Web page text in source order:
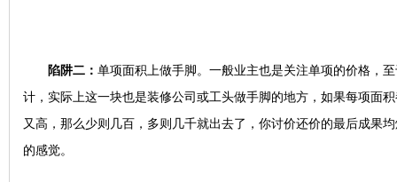
陷阱二： 单项面积上做手脚。一般业主也是关注单项的价格，
计，实际上这一块也是装修公司或工头做手脚的地方，如果每项面
又高，那么少则几百，多则几千就出去了，你讨价还价的最后成果
的感觉。